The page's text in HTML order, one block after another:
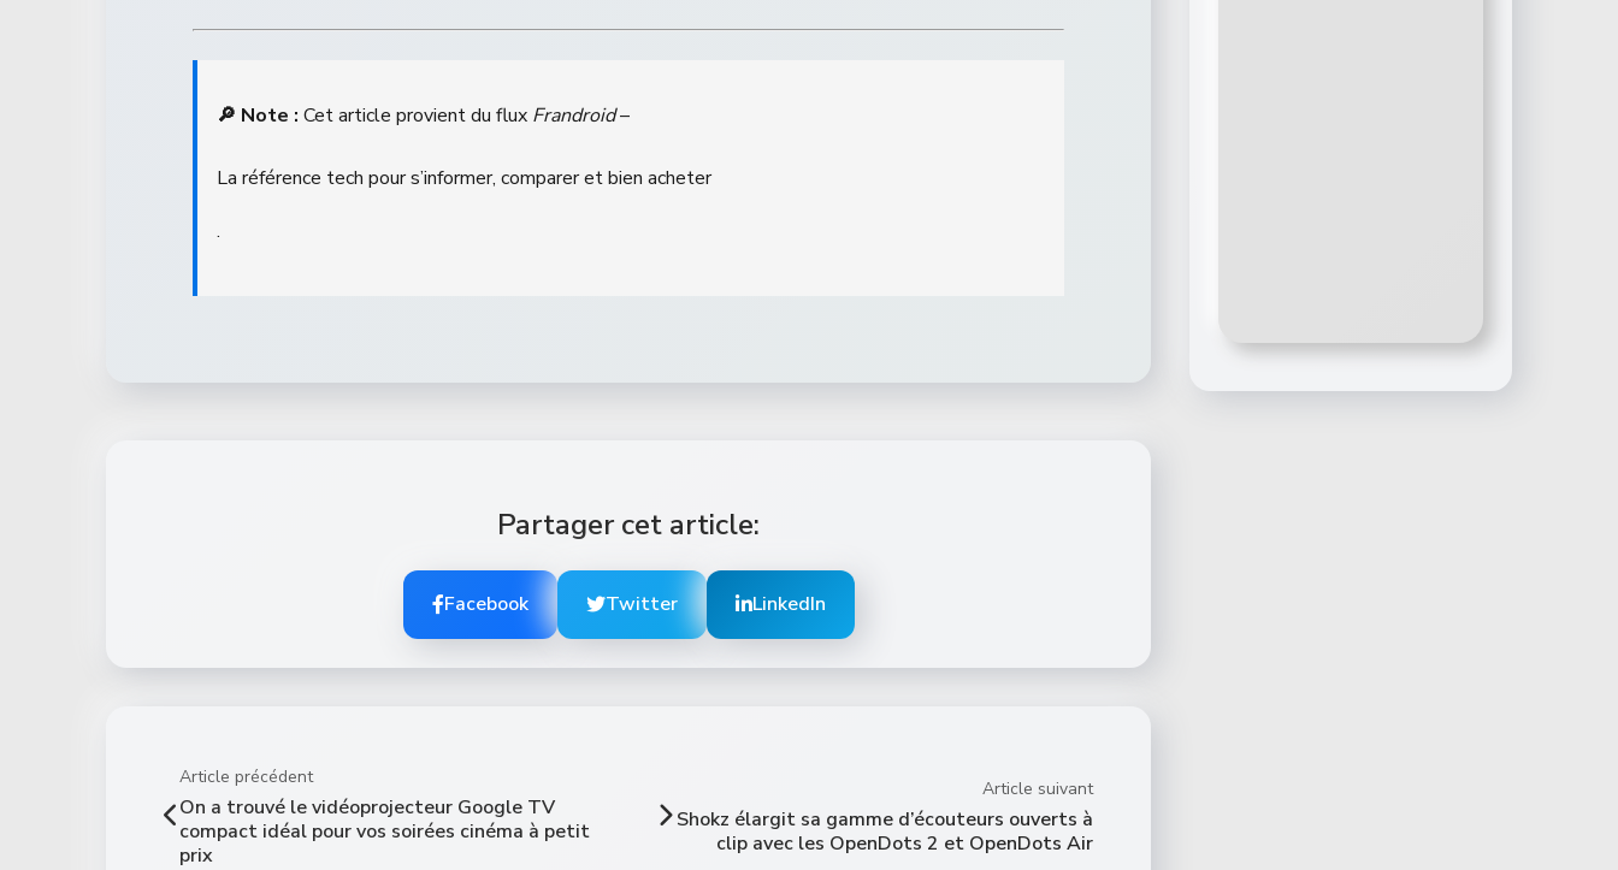
🔎 Note : Cet article provient du flux Frandroid–
La référence tech pour s’informer, comparer et bien acheter
.
Partager cet article:
Facebook Twitter LinkedIn
Article précédent
On a trouvé le vidéoprojecteur Google TV
compact idéal pour vos soirées cinéma à petit
prix
Article suivant
Shokz élargit sa gamme d’écouteurs ouverts à
clip avec les OpenDots 2 et OpenDots Air